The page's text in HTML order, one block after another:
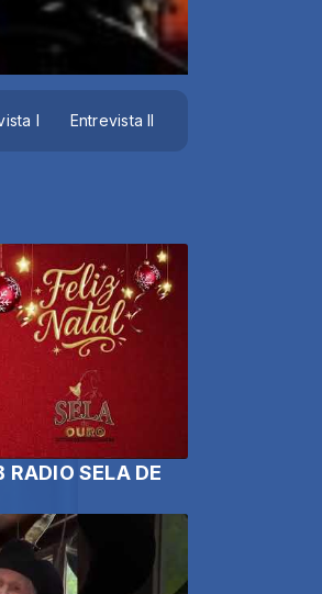
I Entrevista II
RADIO SELA DE